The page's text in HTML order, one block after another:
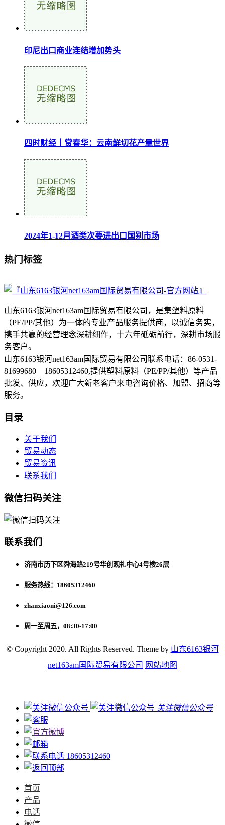
印尼出口商业连结增加势头
四时财经｜赏春华：云南鲜切花产量世界
2024年1-12月酒类次要进出口国别市场
热门标签
山东6163银河net163am国际贸易有限公司，是集塑料原料
（PE/PP/其他）为一体的专业产品服务提供商，以诚信务实，
携手共赢的经营理念深耕细作，十六年砥砺前行，深耕市场服
务客户。
山东6163银河net163am国际贸易有限公司联系电话：86-0531-
81699680 18605312460,提供塑料原料（PE/PP/其他）等产品
批发、供应，欢迎广大新老客户来电咨询价格、加盟、招商等
服务。
目录
关于我们
贸易动态
贸易资讯
联系我们
微信扫码关注
联系我们
济南市历下区舜海路219号华创观礼中心4号楼26层
服务热线：18605312460
zhanxiaoni@126.com
周一至周五，08:30-17:00
© Copyright 2020. All Rights Reserved. Theme by 山东6163银河
net163am国际贸易有限公司 网站地图
关注微信公众号
18605312460
首页
产品
电话